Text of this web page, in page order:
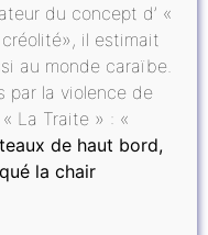
du concept d’ «
il estimait
au monde caraïbe.
par la violence de
La Traite » : «
de haut bord,
la chair